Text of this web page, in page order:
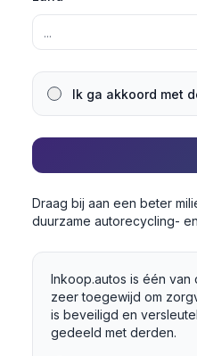
Ik ga akkoord met
Draag bij aan een beter
duurzame autorecycling-
Inkoop.autos is één van
zeer toegewijd om
is beveiligd en
gedeeld met derden.